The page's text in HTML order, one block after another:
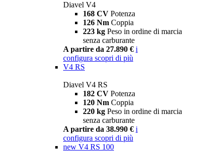
Diavel V4
168 CV Potenza
126 Nm Coppia
223 kg Peso in ordine di marcia
senza carburante
A partire da 27.890 € i
configura scopri di più
V4 RS
Diavel V4 RS
182 CV Potenza
120 Nm Coppia
220 kg Peso in ordine di marcia
senza carburante
A partire da 38.990 € i
configura scopri di più
new V4 RS 100